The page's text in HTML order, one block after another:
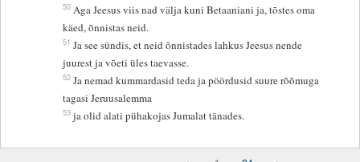
50 Aga Jeesus viis nad välja kuni Betaaniani ja, tõstes oma
käed, õnnistas neid.
51 Ja see sündis, et neid õnnistades lahkus Jeesus nende
juurest ja võeti üles taevasse.
52 Ja nemad kummardasid teda ja pöördusid suure rõõmuga
tagasi Jeruusalemma
53 ja olid alati pühakojas Jumalat tänades.